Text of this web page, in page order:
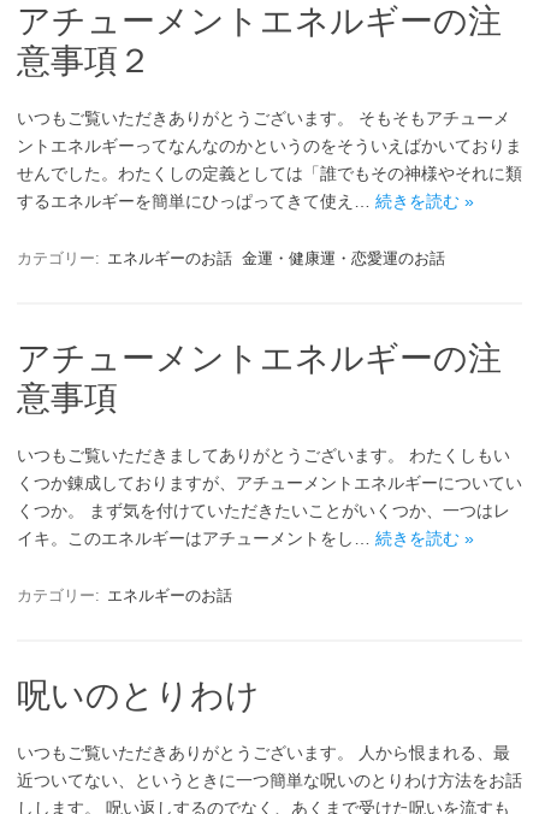
アチューメントエネルギーの注
意事項２
いつもご覧いただきありがとうございます。 そもそもアチューメ
ントエネルギーってなんなのかというのをそういえばかいておりま
せんでした。わたくしの定義としては「誰でもその神様やそれに類
するエネルギーを簡単にひっぱってきて使え… 続きを読む »
カテゴリー: エネルギーのお話 金運・健康運・恋愛運のお話
アチューメントエネルギーの注
意事項
いつもご覧いただきましてありがとうございます。 わたくしもい
くつか錬成しておりますが、アチューメントエネルギーについてい
くつか。 まず気を付けていただきたいことがいくつか、一つはレ
イキ。このエネルギーはアチューメントをし… 続きを読む »
カテゴリー: エネルギーのお話
呪いのとりわけ
いつもご覧いただきありがとうございます。 人から恨まれる、最
近ついてない、というときに一つ簡単な呪いのとりわけ方法をお話
しします。 呪い返しするのでなく、あくまで受けた呪いを流すも